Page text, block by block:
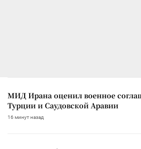
МИД Ирана оценил военное
Турции и Саудовской Аравии
16 минут назад